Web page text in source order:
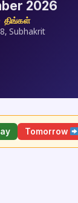
2026
திங்கள்
Subhakrit
Tomorrow